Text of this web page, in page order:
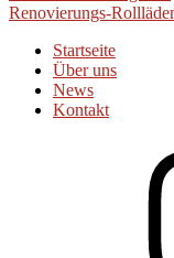
Renovierungs-
Startseite
Über uns
News
Kontakt